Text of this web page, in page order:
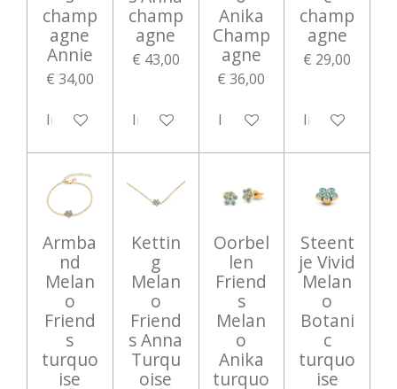
champ
agne
Annie
€ 34,00
In winkelwagen
champ
agne
€ 43,00
In winkelwagen
Anika
Champ
agne
€ 36,00
In winkelwagen
champ
agne
€ 29,00
In
Armba
nd
Melan
o
Friend
s
turquo
ise
Kettin
g
Melan
o
Friend
s Anna
Turqu
oise
Oorbel
len
Friend
s
Melan
o
Anika
turquo
Steent
je Vivid
Melan
o
Botani
c
turquo
ise